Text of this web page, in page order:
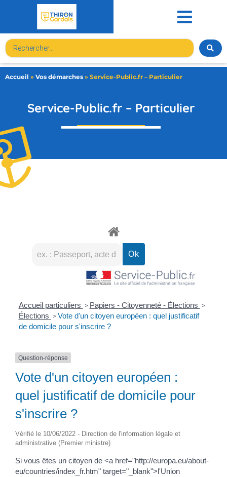
Accueil » Vos démarches » Service-Public.fr – Particulier
Service-Public.fr – Particulier
Accueil particuliers > Papiers - Citoyenneté - Élections >
Élections > Vote d'un citoyen européen : quel justificatif
de domicile pour s'inscrire ?
Question-réponse
Vote d'un citoyen européen :
quel justificatif de domicile pour
s'inscrire ?
Vérifié le 10/06/2022 - Direction de l'information légale et
administrative (Premier ministre)
Si vous êtes un citoyen de <a href="http://europa.eu/about-
eu/countries/index_fr.htm" target="_blank">l'Union